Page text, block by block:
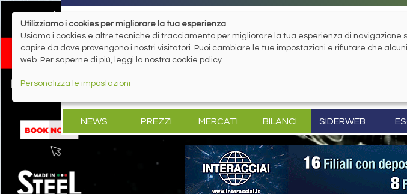
NEWS PREZZI MERCATI BILANCI SIDERWEB
Utilizziamo i cookies per migliorare la tua esperienza
Usiamo i cookies e altre tecniche di tracciamento per migliorare la tua esperienza di
capire da dove provengono i nostri visitatori. Puoi cambiare le tue impostazioni e rifiutare che
web. Per saperne di più, leggi la nostra cookie policy.
Personalizza le impostazioni